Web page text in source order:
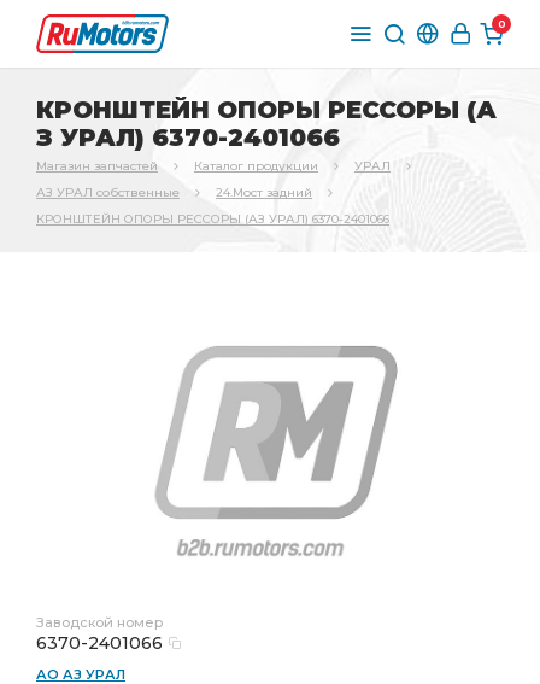
0
КРОНШТЕЙН ОПОРЫ РЕССОРЫ (А
З УРАЛ) 6370-2401066
Магазин запчастей Каталог продукции
УРАЛ
АЗ УРАЛ собственные
24.Мост задний
КРОНШТЕЙН ОПОРЫ РЕССОРЫ (АЗ УРАЛ) 6370-2401066
Заводской номер
6370-2401066
АО АЗ УРАЛ